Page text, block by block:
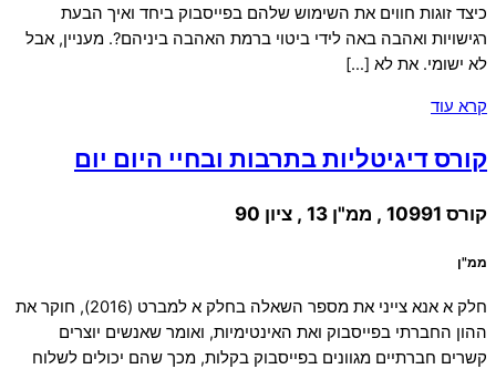
כיצד זוגות חווים את השימוש שלהם בפייסבוק ביחד ואיך הבעת
רגישויות ואהבה באה לידי ביטוי ברמת האהבה ביניהם?. מעניין, אבל
לא ישומי. את לא […]
קרא עוד
קורס דיגיטליות בתרבות ובחיי היום יום
קורס 10991 , ממ"ן 13 , ציון 90
ממ"ן
חלק א אנא צייני את מספר השאלה בחלק א למברט (2016), חוקר את
ההון החברתי בפייסבוק ואת האינטימיות, ואומר שאנשים יוצרים
קשרים חברתיים מגוונים בפייסבוק בקלות, מכך שהם יכולים לשלוח